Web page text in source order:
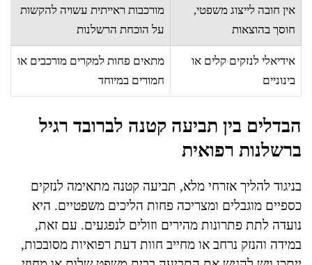
אין חובה לייצוג משפטי,
חוסך בהוצאות
מורכבות ראייתית עשויה להקשות
על הוכחת הרשלנות
אידיאלי לנזקים קלים או
בינוניים
מתאים פחות למקרים מורכבים או
חמורים במיוחד
הבדלים בין תביעה קטנה לברובד רגיל
ברשלנות רפואית
בניגוד להליך אזרחי מלא, תביעה קטנה מתאימה לנזקים
כספיים מוגבלים ומצריכה פחות הליכים משפטיים. היא
נועדה לתת פתרונות מהירים וזולים לנפגעים. עם זאת,
במידה והנזק נרחב או מחייב חוות דעת רפואיות מסובכות,